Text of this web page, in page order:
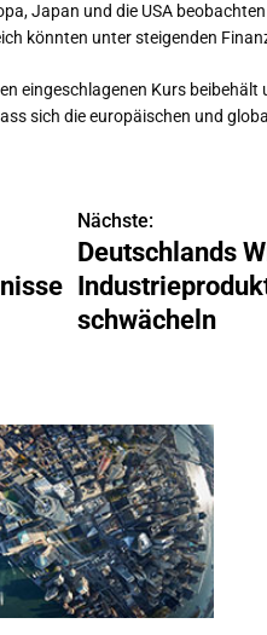
Japan und die USA
könnten unter steigenden
eingeschlagenen Kurs
sich die europäischen und
Nächste:
Deutschlands
schwächeln